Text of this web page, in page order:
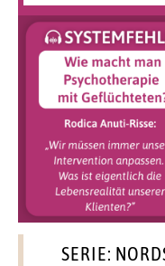
SERIE: